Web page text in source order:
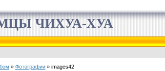
ЧИХУА-ХУА
» Фотографии » images42